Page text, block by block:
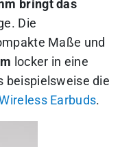
bringt das
Die
Maße und
locker in eine
beispielsweise die
Earbuds.